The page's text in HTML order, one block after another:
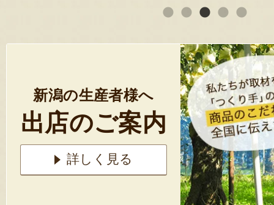
新潟の生産者様へ
出店のご案内
詳しく見る